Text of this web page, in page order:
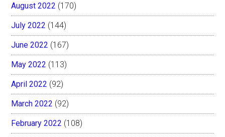
August 2022 (170)
July 2022 (144)
June 2022 (167)
May 2022 (113)
April 2022 (92)
March 2022 (92)
February 2022 (108)